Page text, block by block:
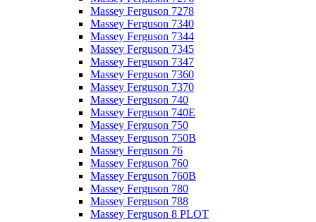
Massey Ferguson 7278
Massey Ferguson 7340
Massey Ferguson 7344
Massey Ferguson 7345
Massey Ferguson 7347
Massey Ferguson 7360
Massey Ferguson 7370
Massey Ferguson 740
Massey Ferguson 740E
Massey Ferguson 750
Massey Ferguson 750B
Massey Ferguson 76
Massey Ferguson 760
Massey Ferguson 760B
Massey Ferguson 780
Massey Ferguson 788
Massey Ferguson 8 PLOT